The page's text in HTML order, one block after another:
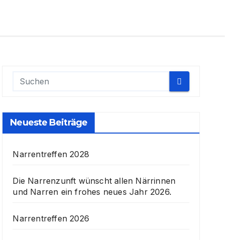
Neueste Beiträge
Narrentreffen 2028
Die Narrenzunft wünscht allen Närrinnen
und Narren ein frohes neues Jahr 2026.
Narrentreffen 2026